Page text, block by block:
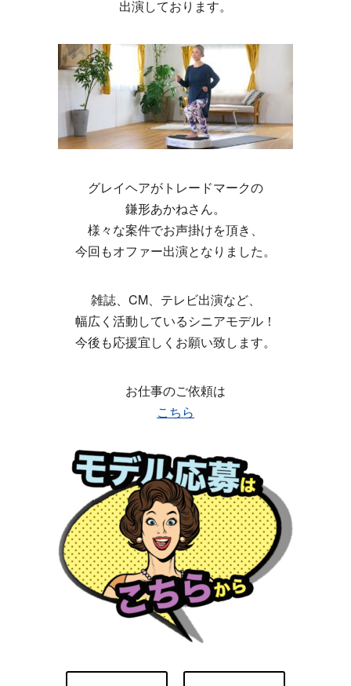
出演しております。
グレイヘアがトレードマークの
鎌形あかねさん。
様々な案件でお声掛けを頂き、
今回もオファー出演となりました。
雑誌、CM、テレビ出演など、
幅広く活動しているシニアモデル！
今後も応援宜しくお願い致します。
お仕事のご依頼は
こちら